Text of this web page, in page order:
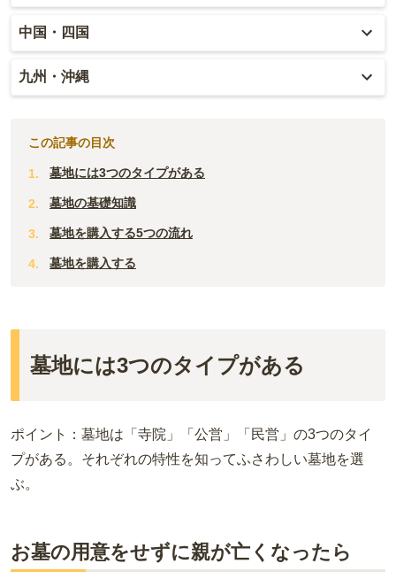
山形
宮城
福島
千葉
茨城
栃木
三重
石川
山梨
新潟
長野
大阪
兵庫
滋賀
和歌山
中国・四国
岡山
鳥取
山口
香川
九州・沖縄
佐賀
鹿児島
この記事の目次
墓地には3つのタイプがある
墓地の基礎知識
墓地を購入する5つの流れ
墓地を購入する
墓地には3つのタイプがある
ポイント：墓地は「寺院」「公営」「民営」の3つのタイ
プがある。それぞれの特性を知ってふさわしい墓地を選
ぶ。
お墓の用意をせずに親が亡くなったら